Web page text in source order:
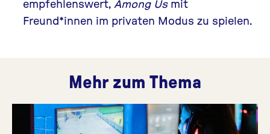
empfehlenswert, Among Usmit
Freund*innen im privaten Modus zu spielen.
Mehr zum Thema